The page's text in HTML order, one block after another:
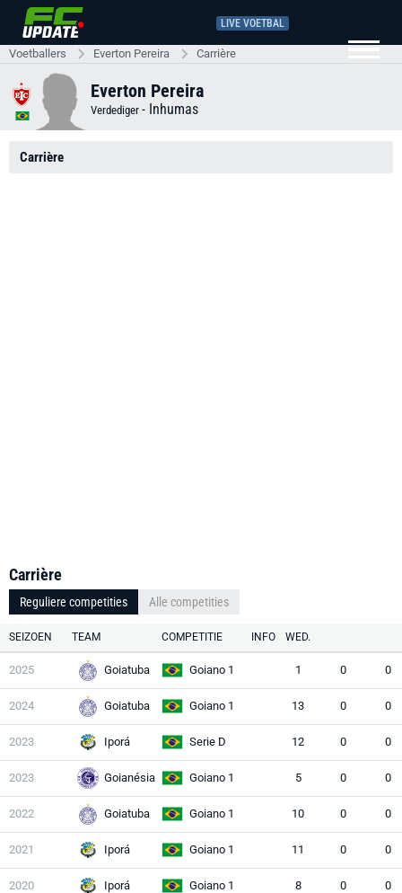
LIVE VOETBAL
Voetballers Everton Pereira Carrière
Everton Pereira
Verdediger - Inhumas
Carrière
Carrière
Reguliere competities Alle competities
SEIZOEN TEAM COMPETITIE INFO WED.
2025 Goiatuba Goiano 1 1 0 0
2024 Goiatuba Goiano 1 13 0 0
2023 Iporá Serie D 12 0 0
2023 Goianésia Goiano 1 5 0 0
2022 Goiatuba Goiano 1 10 0 0
2021 Iporá Goiano 1 11 0 0
2020 Iporá Goiano 1 8 0 0